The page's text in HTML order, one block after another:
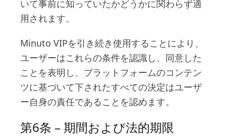
いて事前に知っていたかどうかに関わらず適
用されます。
Minuto VIPを引き続き使用することにより、
ユーザーはこれらの条件を認識し、同意した
ことを表明し、プラットフォームのコンテン
ツに基づいて下されたすべての決定はユーザ
ー自身の責任であることを認めます。
第6条 – 期間および法的期限